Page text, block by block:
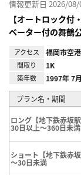
情報更新日 2026/08/
【オートロック
ベーター付の舞鶴
アクセス 福岡市空
間取り 1K
築年数 1997年 7
プラン名・期間
ロング【地下鉄赤坂駅
30日以上～360日未満
ショート【地下鉄赤坂
～30日未満